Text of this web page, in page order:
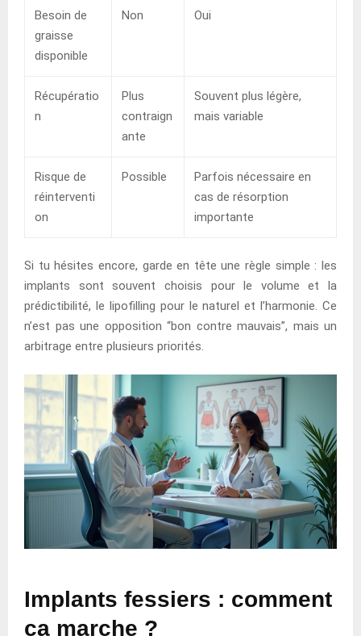
Besoin de
graisse
disponible
Non Oui
Récupératio
n
Plus
contraign
ante
Souvent plus légère,
mais variable
Risque de
réinterventi
on
Possible
Parfois nécessaire en
cas de résorption
importante
Si tu hésites encore, garde en tête une règle simple : les
implants sont souvent choisis pour le volume et la
prédictibilité, le lipofilling pour le naturel et l’harmonie. Ce
n’est pas une opposition “bon contre mauvais”, mais un
arbitrage entre plusieurs priorités.
Implants fessiers : comment
ça marche ?